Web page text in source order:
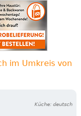
im Umkreis von
Küche: deutsch